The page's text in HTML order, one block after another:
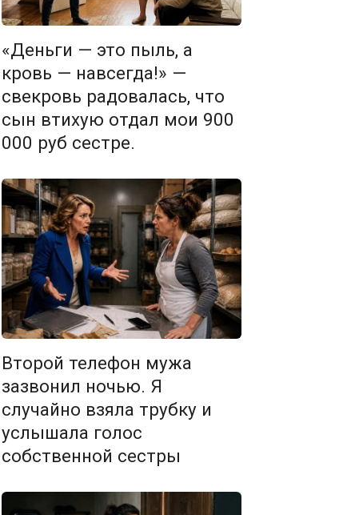
«Деньги — это пыль, а
кровь — навсегда!» —
свекровь радовалась, что
сын втихую отдал мои 900
000 руб сестре.
Второй телефон мужа
зазвонил ночью. Я
случайно взяла трубку и
услышала голос
собственной сестры